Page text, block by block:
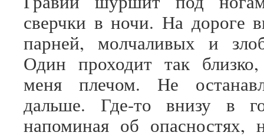
сверчки в ночи. На дороге
парней, молчаливых и
Один проходит так близко,
меня плечом. Не
дальше. Где-то внизу в
напоминая об опасностях,